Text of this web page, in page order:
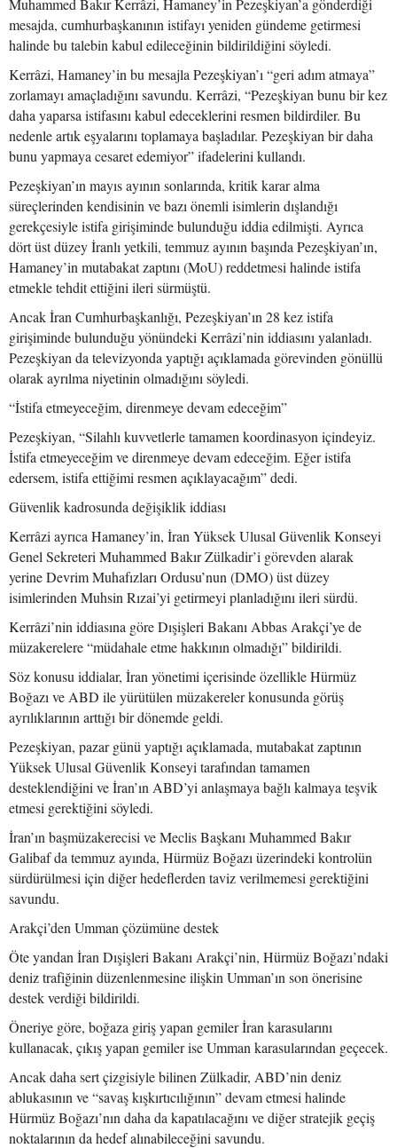
mesajda, cumhurbaşkanının istifayı yeniden gündeme getirmesi
halinde bu talebin kabul edileceğinin bildirildiğini söyledi.
Kerrâzi, Hamaney’in bu mesajla Pezeşkiyan’ı “geri adım atmaya”
zorlamayı amaçladığını savundu. Kerrâzi, “Pezeşkiyan bunu bir kez
daha yaparsa istifasını kabul edeceklerini resmen bildirdiler. Bu
nedenle artık eşyalarını toplamaya başladılar. Pezeşkiyan bir daha
bunu yapmaya cesaret edemiyor” ifadelerini kullandı.
Pezeşkiyan’ın mayıs ayının sonlarında, kritik karar alma
süreçlerinden kendisinin ve bazı önemli isimlerin dışlandığı
gerekçesiyle istifa girişiminde bulunduğu iddia edilmişti. Ayrıca
dört üst düzey İranlı yetkili, temmuz ayının başında Pezeşkiyan’ın,
Hamaney’in mutabakat zaptını (MoU) reddetmesi halinde istifa
etmekle tehdit ettiğini ileri sürmüştü.
Ancak İran Cumhurbaşkanlığı, Pezeşkiyan’ın 28 kez istifa
girişiminde bulunduğu yönündeki Kerrâzi’nin iddiasını yalanladı.
Pezeşkiyan da televizyonda yaptığı açıklamada görevinden gönüllü
olarak ayrılma niyetinin olmadığını söyledi.
“İstifa etmeyeceğim, direnmeye devam edeceğim”
Pezeşkiyan, “Silahlı kuvvetlerle tamamen koordinasyon içindeyiz.
İstifa etmeyeceğim ve direnmeye devam edeceğim. Eğer istifa
edersem, istifa ettiğimi resmen açıklayacağım” dedi.
Güvenlik kadrosunda değişiklik iddiası
Kerrâzi ayrıca Hamaney’in, İran Yüksek Ulusal Güvenlik Konseyi
Genel Sekreteri Muhammed Bakır Zülkadir’i görevden alarak
yerine Devrim Muhafızları Ordusu’nun (DMO) üst düzey
isimlerinden Muhsin Rızai’yi getirmeyi planladığını ileri sürdü.
Kerrâzi’nin iddiasına göre Dışişleri Bakanı Abbas Arakçi’ye de
müzakerelere “müdahale etme hakkının olmadığı” bildirildi.
Söz konusu iddialar, İran yönetimi içerisinde özellikle Hürmüz
Boğazı ve ABD ile yürütülen müzakereler konusunda görüş
ayrılıklarının arttığı bir dönemde geldi.
Pezeşkiyan, pazar günü yaptığı açıklamada, mutabakat zaptının
Yüksek Ulusal Güvenlik Konseyi tarafından tamamen
desteklendiğini ve İran’ın ABD’yi anlaşmaya bağlı kalmaya teşvik
etmesi gerektiğini söyledi.
İran’ın başmüzakerecisi ve Meclis Başkanı Muhammed Bakır
Galibaf da temmuz ayında, Hürmüz Boğazı üzerindeki kontrolün
sürdürülmesi için diğer hedeflerden taviz verilmemesi gerektiğini
savundu.
Arakçi’den Umman çözümüne destek
Öte yandan İran Dışişleri Bakanı Arakçi’nin, Hürmüz Boğazı’ndaki
deniz trafiğinin düzenlenmesine ilişkin Umman’ın son önerisine
destek verdiği bildirildi.
Öneriye göre, boğaza giriş yapan gemiler İran karasularını
kullanacak, çıkış yapan gemiler ise Umman karasularından geçecek.
Ancak daha sert çizgisiyle bilinen Zülkadir, ABD’nin deniz
ablukasının ve “savaş kışkırtıcılığının” devam etmesi halinde
Hürmüz Boğazı’nın daha da kapatılacağını ve diğer stratejik geçiş
noktalarının da hedef alınabileceğini savundu.